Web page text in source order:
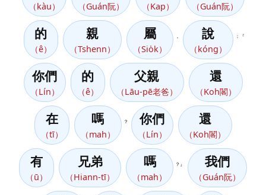
（kàu） （Guán阮） （Kap） （Guán阮）
的
（ê）
親
（Tshenn）
屬
（Sio̍k）
說
（kóng）
：『
你們
（Lín）
的
（ê）
父親
（Lāu-pē老爸）
還
（Koh閣）
在
（tī）
嗎
（mah）
？ 你們
（Lín）
還
（Koh閣）
有
（ū）
兄弟
（Hiann-tī）
嗎
（mah）
？』 我們
（Guán阮）